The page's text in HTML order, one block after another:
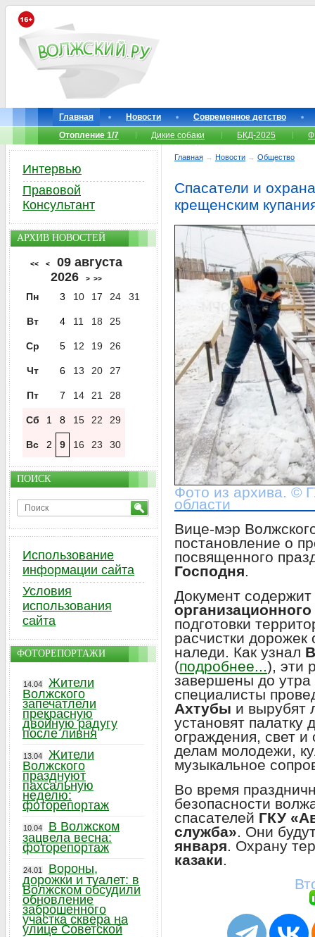
Главная Новости
Современное детство
Отопление 1/7
Дикие собаки БКД-2025
Главная → Новости → Общество
Спасатели и
крещенским
Фото из архива. ©
области
Вице-мэр
постановление о
посвященного
Господня.
Документ
организационного
подготовки
расчистки дорожек
наледи. Как узнал
(подробнее...), эти
завершены до утра
специалисты
Ахтубы и вырубят
установят палатку
ограждения, свет и
делам молодежи,
музыкальное
Во время
безопасности
спасателей ГКУ
служба». Они
января. Охрану
казаки.
Интервью
Правовой
Консультант
АРХИВ НОВОСТЕЙ
<< <
09 августа
2026
> >>
Пн 3 10 17 24 31
Вт 4 11 18 25
Ср 5 12 19 26
Чт 6 13 20 27
Пт 7 14 21 28
Сб 1 8 15 22 29
Вс 2 9 16 23 30
ПОИСК
Использование
информации сайта
Условия
использования
сайта
ФОТОРЕПОРТАЖИ
14.04
Жители
Волжского
запечатлели
прекрасную
двойную радугу
после ливня
13.04
Жители
Волжского
празднуют
пахсальную
неделю:
фоторепортаж
10.04
В Волжском
зацвела весна:
фоторепортаж
24.01
Вороны,
дорожки и туалет: в
Волжском обсудили
обновление
заброшенного
участка сквера на
улице Советской